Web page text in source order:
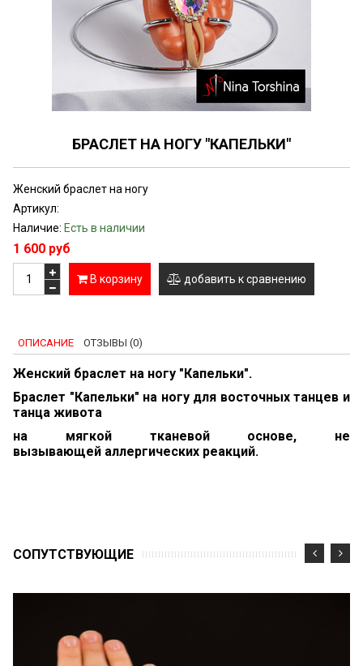
БРАСЛЕТ НА НОГУ "КАПЕЛЬКИ"
Женский браслет на ногу
Артикул:
Наличие: Есть в наличии
1 600 руб
В корзину добавить к сравнению
ОПИСАНИЕ ОТЗЫВЫ (0)
Женский браслет на ногу "Капельки".
Браслет "Капельки" на ногу для восточных танцев и
танца живота
на мягкой тканевой основе, не
вызывающей аллергических реакций.
CОПУТСТВУЮЩИЕ